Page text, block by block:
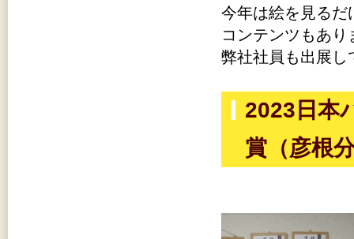
今年は絵を見るだ
コンテンツもあり
弊社社員も出展し
2023日本
賞（彦根